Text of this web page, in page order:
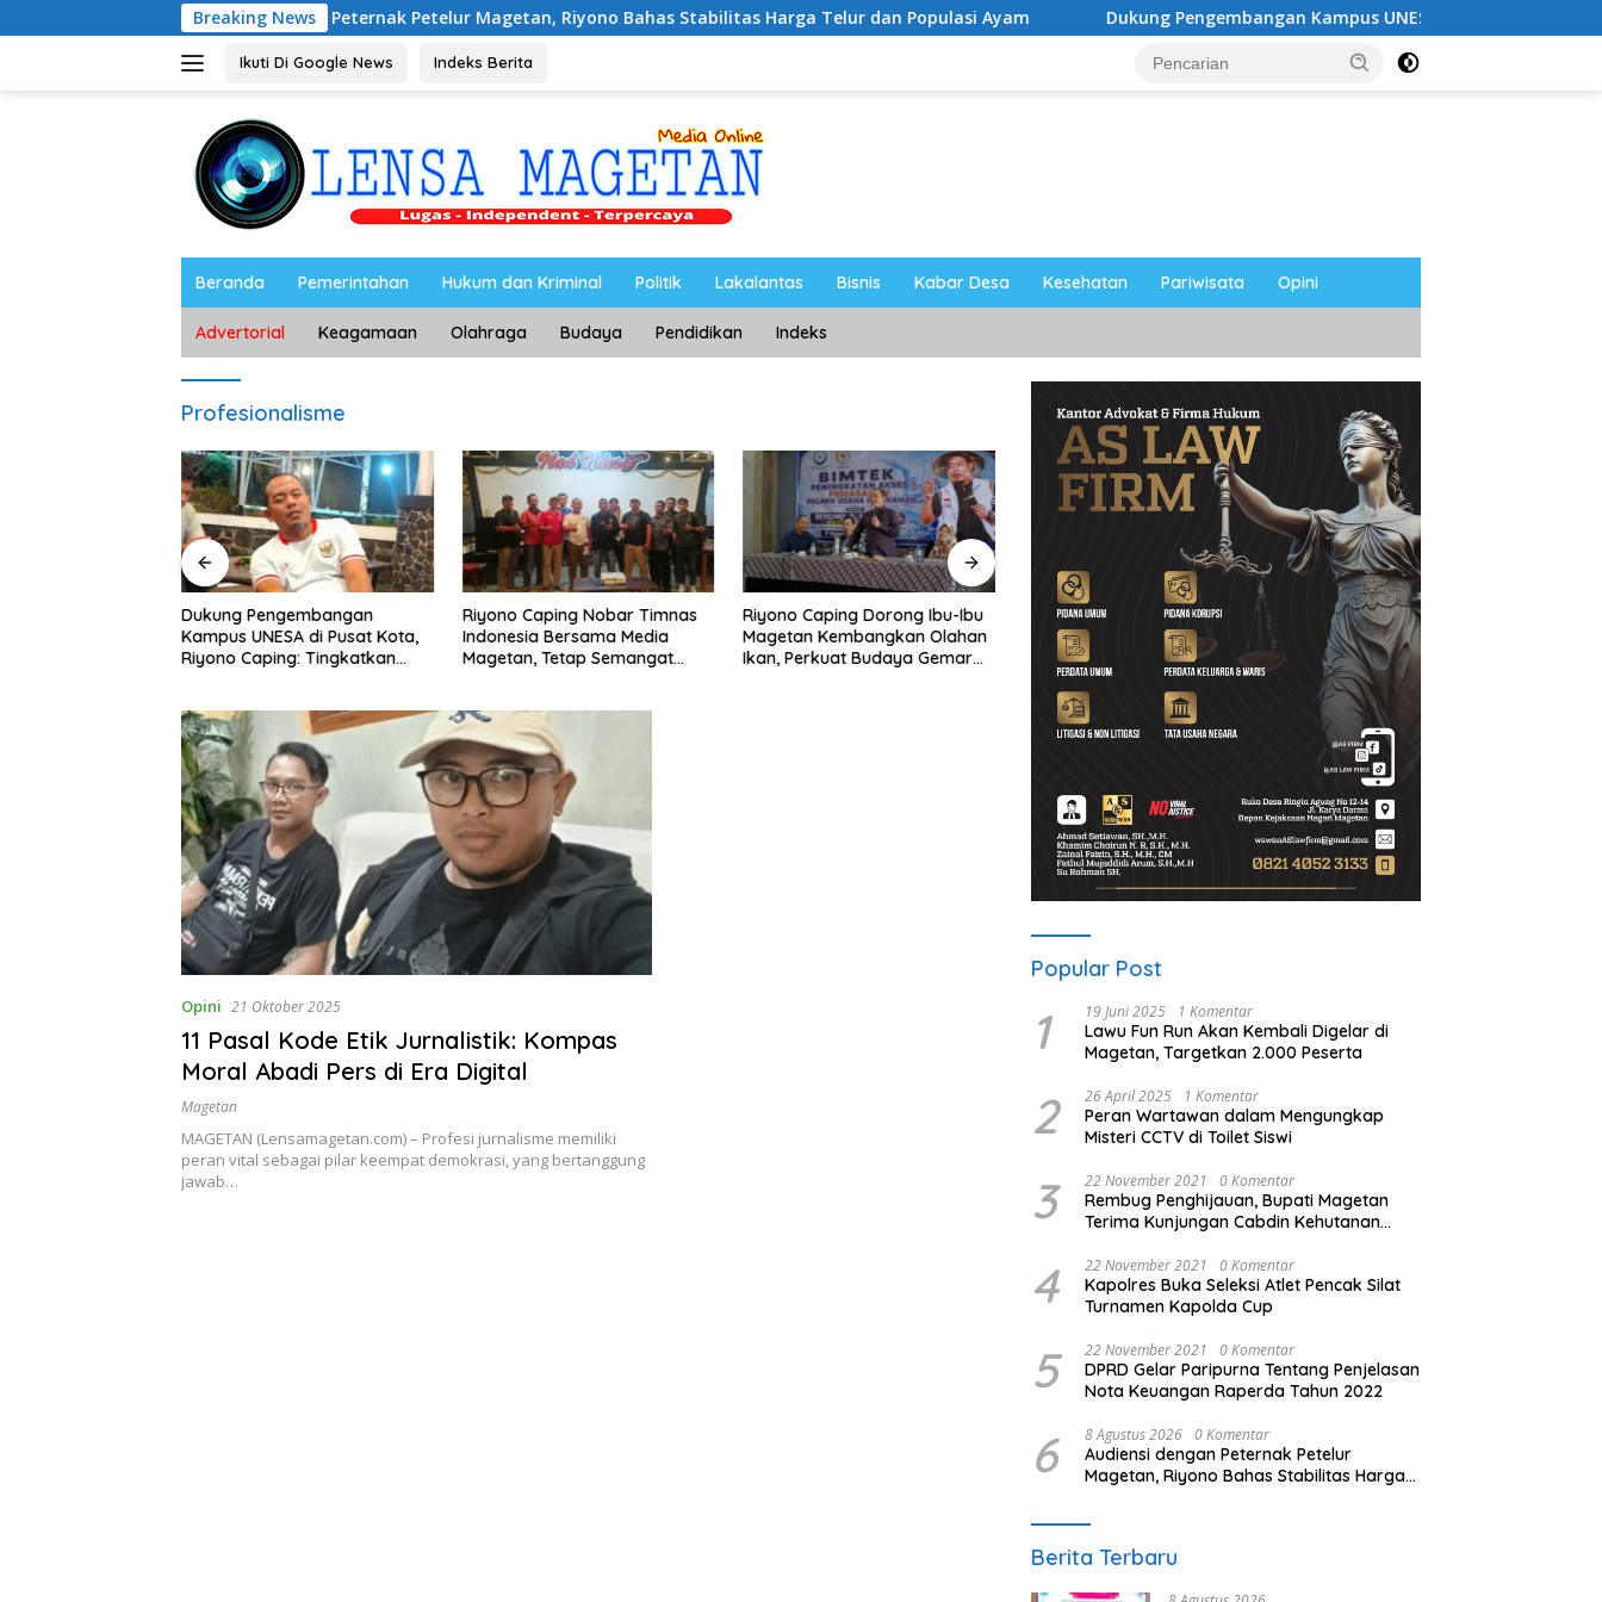
ke
Breaking News
Audiensi dengan Peternak Petelur Magetan, Riyono Bahas Stabilitas Harga Telur dan Populasi Ayam Dukung Pengembangan Kampus UNESA di Pusat Kota, Riyono Caping:
Ikuti Di Google News Indeks Berita
Beranda Pemerintahan Hukum dan Kriminal Politik Lakalantas Bisnis Kabar Desa Kesehatan Pariwisata Opini
Advertorial Keagamaan Olahraga Budaya Pendidikan Indeks
Profesionalisme
Dukung Pengembangan
Kampus UNESA di Pusat Kota,
Riyono Caping: Tingkatkan
Riyono Caping Nobar Timnas
Indonesia Bersama Media
Magetan, Tetap Semangat
Riyono Caping Dorong Ibu-Ibu
Magetan Kembangkan Olahan
Ikan, Perkuat Budaya Gemar
Ahmad Setiawan Kenang M.
Sholeh: Pejuang Keadilan “No
Viral No Justice” Telah
Berpulang
Lewat Program Desa BRILiaN,
BRI Magetan Dorong Desa
Wates Berprestasi
Opini 21 Oktober 2025
11 Pasal Kode Etik Jurnalistik: Kompas
Moral Abadi Pers di Era Digital
Magetan
MAGETAN (Lensamagetan.com) – Profesi jurnalisme memiliki
peran vital sebagai pilar keempat demokrasi, yang bertanggung
jawab…
Popular Post
1 19 Juni 2025 1 Komentar
Lawu Fun Run Akan Kembali Digelar di
Magetan, Targetkan 2.000 Peserta
2 26 April 2025 1 Komentar
Peran Wartawan dalam Mengungkap
Misteri CCTV di Toilet Siswi
3 22 November 2021 0 Komentar
Rembug Penghijauan, Bupati Magetan
Terima Kunjungan Cabdin Kehutanan
4 22 November 2021 0 Komentar
Kapolres Buka Seleksi Atlet Pencak Silat
Turnamen Kapolda Cup
5 22 November 2021 0 Komentar
DPRD Gelar Paripurna Tentang Penjelasan
Nota Keuangan Raperda Tahun 2022
6 8 Agustus 2026 0 Komentar
Audiensi dengan Peternak Petelur
Magetan, Riyono Bahas Stabilitas Harga
Berita Terbaru